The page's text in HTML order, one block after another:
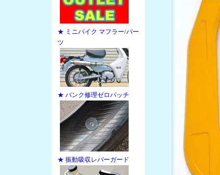
★ ミニバイク マフラー/パー
ツ
★ パンク修理ゼロパッチ
★ 振動吸収レバーガード